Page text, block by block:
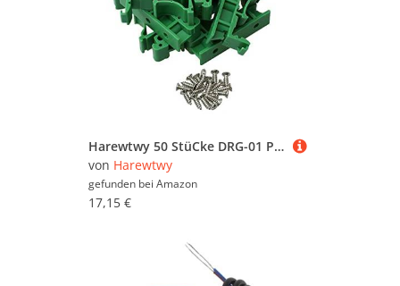
Harewtwy 50 StüCke DRG-01 PCB für DIN 35 Schienen UnterstüTzung Adapter Leiter Platten Halterung Halter TräGer Clips Stecker Verbinder
von Harewtwy
gefunden bei Amazon
17,15 €